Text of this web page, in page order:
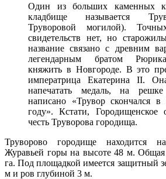
Один из больших каменных
кладбище называется
Труворовой могилой).
свидетельств нет, но
название связано с древним
легендарным братом
княжить в Новгороде. В это
императрица Екатерина II.
напечатать медаль, на
написано «Трувор скончался
году». Кстати, Городищенское
честь Труворова городища.
Труворово городище находится
Журавьей горы на высоте 48 м.
га. Под площадкой имеется защитный
м и ров глубиной 3 м.